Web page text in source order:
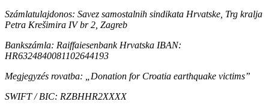
Számlatulajdonos: Savez samostalnih sindikata Hrvatske, Trg kralja
Petra Krešimira IV br 2, Zagreb
Bankszámla: Raiffaiesenbank Hrvatska IBAN:
HR6324840081102644193
Megjegyzés rovatba: „Donation for Croatia earthquake victims”
SWIFT / BIC: RZBHHR2XXXX